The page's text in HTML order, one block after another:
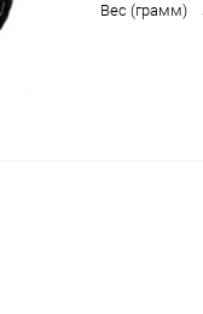
Вес (грамм)